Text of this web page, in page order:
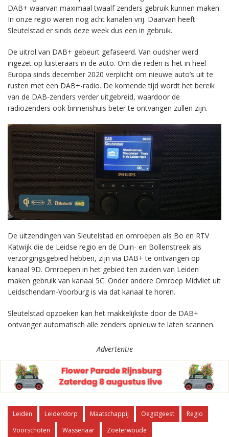
DAB+ waarvan maximaal twaalf zenders gebruik kunnen maken.
In onze regio waren nog acht kanalen vrij. Daarvan heeft
Sleutelstad er sinds deze week dus een in gebruik.
De uitrol van DAB+ gebeurt gefaseerd. Van oudsher werd
ingezet op luisteraars in de auto. Om die reden is het in heel
Europa sinds december 2020 verplicht om nieuwe auto’s uit te
rusten met een DAB+-radio. De komende tijd wordt het bereik
van de DAB-zenders verder uitgebreid, waardoor de
radiozenders ook binnenshuis beter te ontvangen zullen zijn.
De uitzendingen van Sleutelstad en omroepen als Bo en RTV
Katwijk die de Leidse regio en de Duin- en Bollenstreek als
verzorgingsgebied hebben, zijn via DAB+ te ontvangen op
kanaal 9D. Omroepen in het gebied ten zuiden van Leiden
maken gebruik van kanaal 5C. Onder andere Omroep Midvliet uit
Leidschendam-Voorburg is via dat kanaal te horen.
Sleutelstad opzoeken kan het makkelijkste door de DAB+
ontvanger automatisch alle zenders opnieuw te laten scannen.
Advertentie
Leiden Leiderdorp Maatschappij Oegstgeest
Regio
Voorschoten
Wassenaar Zoeterwoude